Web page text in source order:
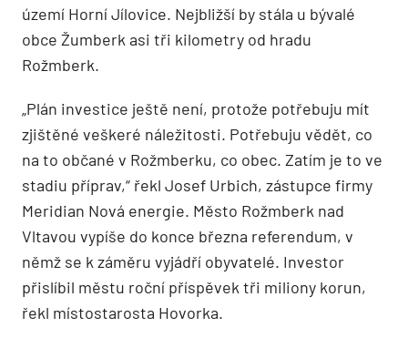
území Horní Jílovice. Nejbližší by stála u bývalé
obce Žumberk asi tři kilometry od hradu
Rožmberk.
„Plán investice ještě není, protože potřebuju mít
zjištěné veškeré náležitosti. Potřebuju vědět, co
na to občané v Rožmberku, co obec. Zatím je to ve
stadiu příprav,“ řekl Josef Urbich, zástupce firmy
Meridian Nová energie. Město Rožmberk nad
Vltavou vypíše do konce března referendum, v
němž se k záměru vyjádří obyvatelé. Investor
přislíbil městu roční příspěvek tři miliony korun,
řekl místostarosta Hovorka.